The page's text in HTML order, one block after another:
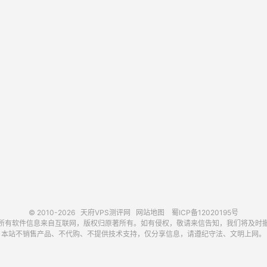
© 2010-2026 天府VPS测评网 网站地图
蜀ICP备12020195号
有软件信息来自互联网，版权归原著所有。如有侵权，敬请来信告知，我们将及时
本站不销售产品、不代购、不提供技术支持，仅分享信息，请遵纪守法、文明上网。